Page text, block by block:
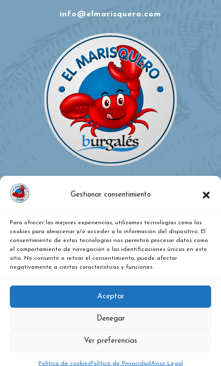
Gestionar consentimiento
Para ofrecer las mejores experiencias, utilizamos tecnologías como las
cookies para almacenar y/o acceder a la información del dispositivo. El
consentimiento de estas tecnologías nos permitirá procesar datos como
el comportamiento de navegación o las identificaciones únicas en este
sitio. No consentir o retirar el consentimiento, puede afectar
negativamente a ciertas características y funciones.
Aceptar
Denegar
Ver preferencias
Política de cookiesPolítica de PrivacidadAviso Legal
info@elmarisquero.com
¿DÓNDE ESTAMOS?
Calle Vitoria, nº 271, Pentasa 2, nave 36. Burgos
El Marisquero Burgalés - Copyright 2023. Todos